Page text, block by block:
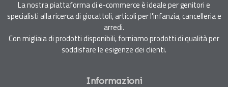
La nostra piattaforma di e-commerce è ideale per genitori e
specialisti alla ricerca di giocattoli, articoli per l'infanzia, cancelleria e
arredi.
Con migliaia di prodotti disponibili, forniamo prodotti di qualità per
soddisfare le esigenze dei clienti.
Informazioni